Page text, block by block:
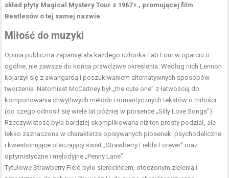
skład płyty Magical Mystery Tour z 1967 r., promującej film
Beatlesów o tej samej nazwie.
Miłość do muzyki
Opinia publiczna zapamiętała każdego członka Fab Four w oparciu o
ogólne, nie zawsze do końca prawdziwe określenia. Według nich Lennon
kojarzył się z awangardą i poszukiwaniem alternatywnych sposobów
tworzenia. Natomiast McCartney był „the cute one” z łatwością do
komponowania chwytliwych melodii i romantycznych tekstów o miłości
(do czego odnosił się wiele lat później w piosence „Silly Love Songs”).
Rzeczywistość była bardziej skomplikowana niż ten prosty podział, ale
lekko zaznaczona w charakterze opisywanych piosenek: psychodeliczne
i kwestionujące otaczający świat „Strawberry Fields Forever” oraz
optymistyczne i melodyjne „Penny Lane”.
Tytułowe Strawberry Field było sierocińcem, otoczonym zielenią i